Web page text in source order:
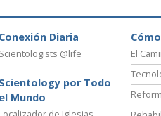
Conexión Diaria
Scientologists @life
Scientology por Todo
el Mundo
El